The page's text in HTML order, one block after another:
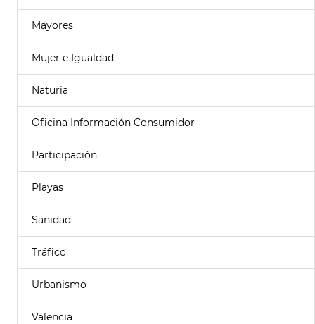
Mayores
Mujer e Igualdad
Naturia
Oficina Información Consumidor
Participación
Playas
Sanidad
Tráfico
Urbanismo
Valencia